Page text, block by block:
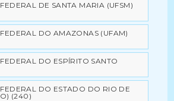
DE SANTA MARIA (UFSM)
DO AMAZONAS (UFAM)
DO ESPÍRITO SANTO
DO ESTADO DO RIO DE
(240)